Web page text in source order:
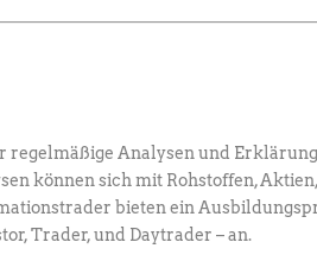
regelmäßige Analysen und
können sich mit Rohstoffen,
bieten ein
Trader, und Daytrader – an.